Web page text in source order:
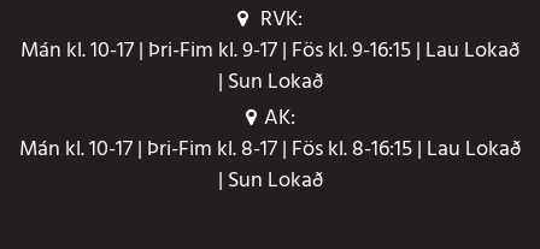
RVK:
Mán kl. 10-17 | Þri-Fim kl. 9-17 | Fös kl. 9-16:15 | Lau Lokað
| Sun Lokað
AK:
Mán kl. 10-17 | Þri-Fim kl. 8-17 | Fös kl. 8-16:15 | Lau Lokað
| Sun Lokað